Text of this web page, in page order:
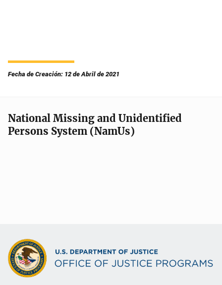
Fecha de Creación: 12 de Abril de 2021
National Missing and Unidentified
Persons System (NamUs)